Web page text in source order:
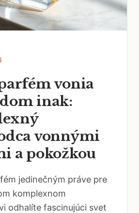
vonia
inak:
vonnými
a pokožkou
jedinečným práve pre
komplexnom
odhalíte fascinujúci svet